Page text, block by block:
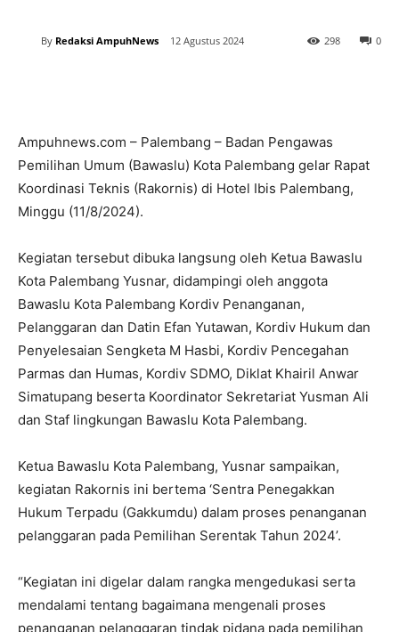
By Redaksi AmpuhNews 12 Agustus 2024 0
298
Ampuhnews.com – Palembang – Badan Pengawas
Pemilihan Umum (Bawaslu) Kota Palembang gelar Rapat
Koordinasi Teknis (Rakornis) di Hotel Ibis Palembang,
Minggu (11/8/2024).
Kegiatan tersebut dibuka langsung oleh Ketua Bawaslu
Kota Palembang Yusnar, didampingi oleh anggota
Bawaslu Kota Palembang Kordiv Penanganan,
Pelanggaran dan Datin Efan Yutawan, Kordiv Hukum dan
Penyelesaian Sengketa M Hasbi, Kordiv Pencegahan
Parmas dan Humas, Kordiv SDMO, Diklat Khairil Anwar
Simatupang beserta Koordinator Sekretariat Yusman Ali
dan Staf lingkungan Bawaslu Kota Palembang.
Ketua Bawaslu Kota Palembang, Yusnar sampaikan,
kegiatan Rakornis ini bertema ‘Sentra Penegakkan
Hukum Terpadu (Gakkumdu) dalam proses penanganan
pelanggaran pada Pemilihan Serentak Tahun 2024’.
“Kegiatan ini digelar dalam rangka mengedukasi serta
mendalami tentang bagaimana mengenali proses
penanganan pelanggaran tindak pidana pada pemilihan